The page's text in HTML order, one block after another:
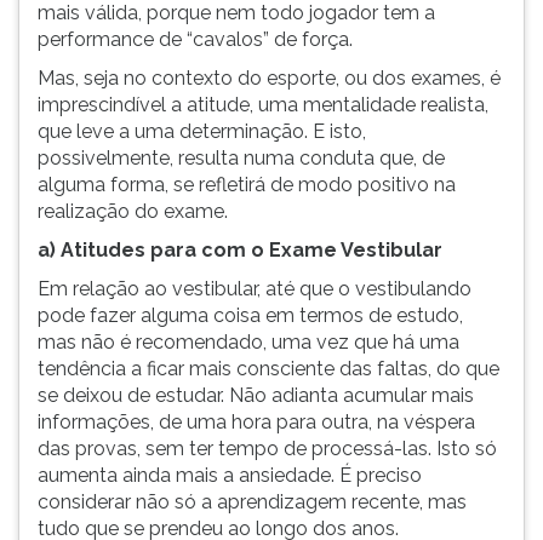
mais válida, porque nem todo jogador tem a
performance de “cavalos” de força.
Mas, seja no contexto do esporte, ou dos exames, é
imprescindível a atitude, uma mentalidade realista,
que leve a uma determinação. E isto,
possivelmente, resulta numa conduta que, de
alguma forma, se refletirá de modo positivo na
realização do exame.
a) Atitudes para com o Exame Vestibular
Em relação ao vestibular, até que o vestibulando
pode fazer alguma coisa em termos de estudo,
mas não é recomendado, uma vez que há uma
tendência a ficar mais consciente das faltas, do que
se deixou de estudar. Não adianta acumular mais
informações, de uma hora para outra, na véspera
das provas, sem ter tempo de processá-las. Isto só
aumenta ainda mais a ansiedade. É preciso
considerar não só a aprendizagem recente, mas
tudo que se prendeu ao longo dos anos.